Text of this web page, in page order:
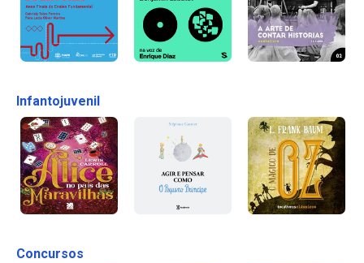
Infantojuvenil
Concursos